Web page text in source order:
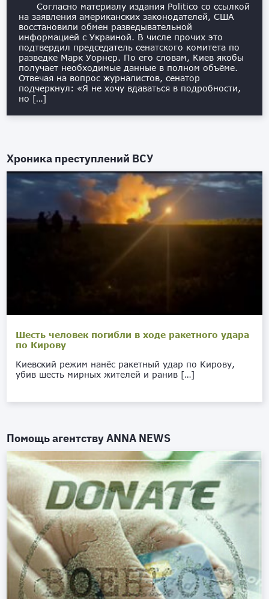
Согласно материалу издания Politico со ссылкой
на заявления американских законодателей, США
восстановили обмен разведывательной
информацией с Украиной. В числе прочих это
подтвердил председатель сенатского комитета по
разведке Марк Уорнер. По его словам, Киев якобы
получает необходимые данные в полном объёме.
Отвечая на вопрос журналистов, сенатор
подчеркнул: «Я не хочу вдаваться в подробности,
но […]
Хроника преступлений ВСУ
Шесть человек погибли в ходе ракетного удара
по Кирову
Киевский режим нанёс ракетный удар по Кирову,
убив шесть мирных жителей и ранив […]
Помощь агентствуANNA NEWS